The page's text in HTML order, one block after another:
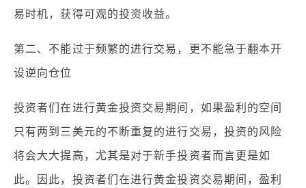
易时机，获得可观的投资收益。
第二、不能过于频繁的进行交易，更不能急于翻本开
设逆向仓位
投资者们在进行黄金投资交易期间，如果盈利的空间
只有两到三美元的不断重复的进行交易，投资的风险
将会大大提高，尤其是对于新手投资者而言更是如
此。因此，投资者们在进行黄金投资交易期间，盈利